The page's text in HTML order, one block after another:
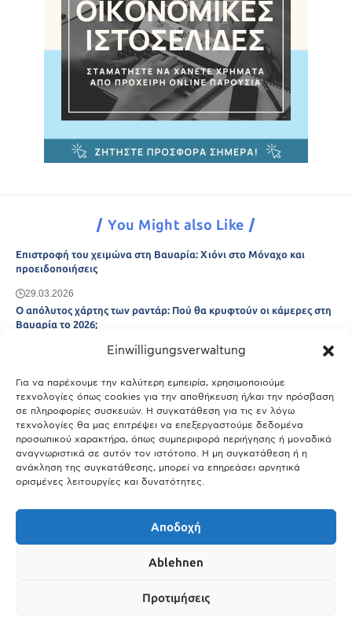
Einwilligungsverwaltung
Για να παρέχουμε την καλύτερη εμπειρία, χρησιμοποιούμε
τεχνολογίες όπως cookies για την αποθήκευση ή/και την πρόσβαση
σε πληροφορίες συσκευών. Η συγκατάθεση για τις εν λόγω
τεχνολογίες θα μας επιτρέψει να επεξεργαστούμε δεδομένα
προσωπικού χαρακτήρα, όπως συμπεριφορά περιήγησης ή μοναδικά
αναγνωριστικά σε αυτόν τον ιστότοπο. Η μη συγκατάθεση ή η
ανάκληση της συγκατάθεσης, μπορεί να επηρεάσει αρνητικά
ορισμένες λειτουργίες και δυνατότητες.
Αποδοχή
Ablehnen
Προτιμήσεις
You Might also Like
Επιστροφή του χειμώνα στη Βαυαρία: Χιόνι στο Μόναχο και
προειδοποιήσεις
29.03.2026
Ο απόλυτος χάρτης των ραντάρ: Πού θα κρυφτούν οι κάμερες στη
Βαυαρία το 2026;
Μόναχο;
25.03.2026
Θύελλα χτυπά το Μόναχο: Κίνδυνος από τους ισχυρούς ανέμους
και τις καταιγίδες
25.03.2026